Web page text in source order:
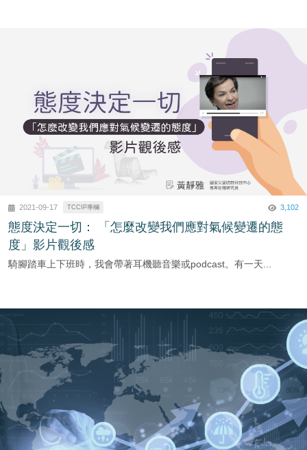
2021-09-17 TCCIP專欄 3,102
態度決定一切： 「怎麼改變我們應對氣候變遷的態
度」影片觀後感
騎腳踏車上下班時，我會帶著耳機聽音樂或podcast。有一天...